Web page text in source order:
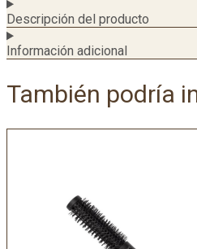
Descripción del producto
Información adicional
También podría